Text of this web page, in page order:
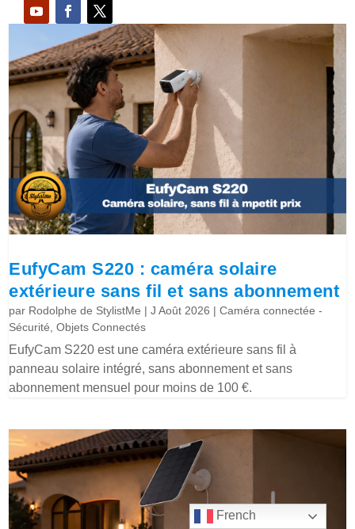
EufyCam S220 : caméra solaire
extérieure sans fil et sans abonnement
par Rodolphe de StylistMe |J Août 2026 |Caméra connectée -
Sécurité,Objets Connectés
EufyCam S220 est une caméra extérieure sans fil à
panneau solaire intégré, sans abonnement et sans
abonnement mensuel pour moins de 100 €.
French